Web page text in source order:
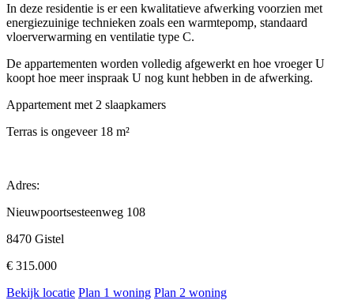
In deze residentie is er een kwalitatieve afwerking voorzien met
energiezuinige technieken zoals een warmtepomp, standaard
vloerverwarming en ventilatie type C.
De appartementen worden volledig afgewerkt en hoe vroeger U
koopt hoe meer inspraak U nog kunt hebben in de afwerking.
Appartement met 2 slaapkamers
Terras is ongeveer 18 m²
Adres:
Nieuwpoortsesteenweg 108
8470 Gistel
€ 315.000
Bekijk locatie Plan 1 woning Plan 2 woning